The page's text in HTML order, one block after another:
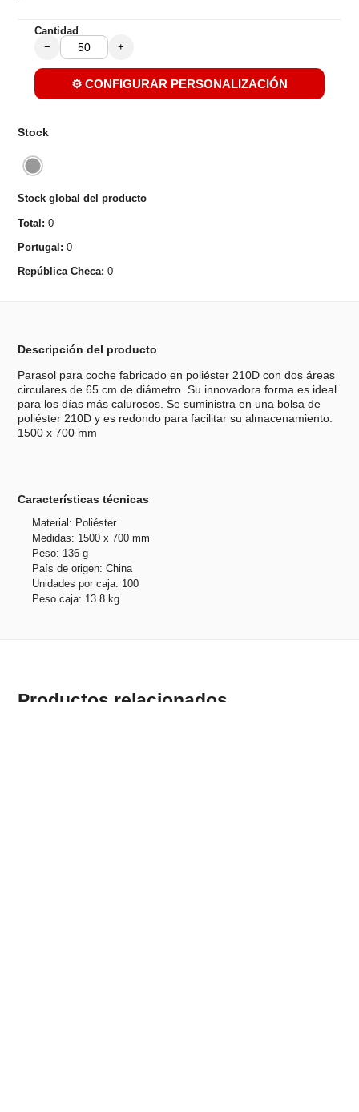
Cantidad
− +
⚙️ CONFIGURAR PERSONALIZACIÓN
Stock
Stock global del producto
Total: 0
Portugal: 0
República Checa: 0
Descripción del producto
Parasol para coche fabricado en poliéster 210D con dos áreas
circulares de 65 cm de diámetro. Su innovadora forma es ideal
para los días más calurosos. Se suministra en una bolsa de
poliéster 210D y es redondo para facilitar su almacenamiento.
1500 x 700 mm
Características técnicas
Material: Poliéster
Medidas: 1500 x 700 mm
Peso: 136 g
País de origen: China
Unidades por caja: 100
Peso caja: 13.8 kg
Productos relacionados